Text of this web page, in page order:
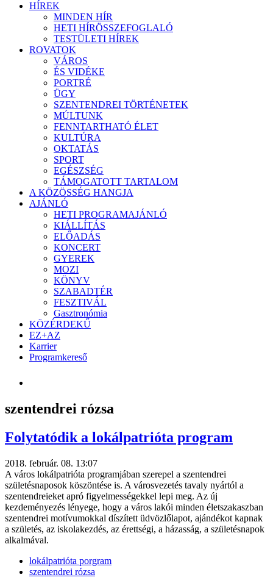
HÍREK
MINDEN HÍR
HETI HÍRÖSSZEFOGLALÓ
TESTÜLETI HÍREK
ROVATOK
VÁROS
ÉS VIDÉKE
PORTRÉ
ÜGY
SZENTENDREI TÖRTÉNETEK
MÚLTUNK
FENNTARTHATÓ ÉLET
KULTÚRA
OKTATÁS
SPORT
EGÉSZSÉG
TÁMOGATOTT TARTALOM
A KÖZÖSSÉG HANGJA
AJÁNLÓ
HETI PROGRAMAJÁNLÓ
KIÁLLÍTÁS
ELŐADÁS
KONCERT
GYEREK
MOZI
KÖNYV
SZABADTÉR
FESZTIVÁL
Gasztronómia
KÖZÉRDEKŰ
EZ+AZ
Karrier
Programkereső
szentendrei rózsa
Folytatódik a lokálpatrióta program
2018. február. 08. 13:07
A város lokálpatrióta programjában szerepel a szentendrei
születésnaposok köszöntése is. A városvezetés tavaly nyártól a
szentendreieket apró figyelmességekkel lepi meg. Az új
kezdeményezés lényege, hogy a város lakói minden életszakaszban
szentendrei motívumokkal díszített üdvözlőlapot, ajándékot kapnak
a születés, az iskolakezdés, az érettségi, a házasság, a születésnapok
alkalmával.
lokálpatrióta porgram
szentendrei rózsa